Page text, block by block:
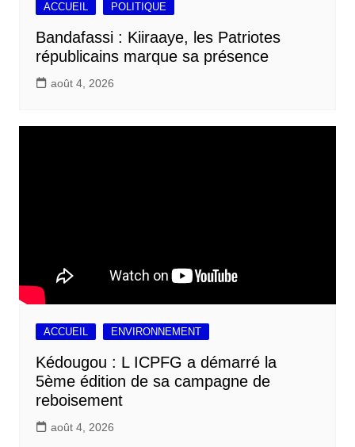
ACCUEIL POLITIQUE
Bandafassi : Kiiraaye, les Patriotes
républicains marque sa présence
août 4, 2026
ACCUEIL ENVIRONNEMENT
Kédougou : L ICPFG a démarré la
5ème édition de sa campagne de
reboisement
août 4, 2026